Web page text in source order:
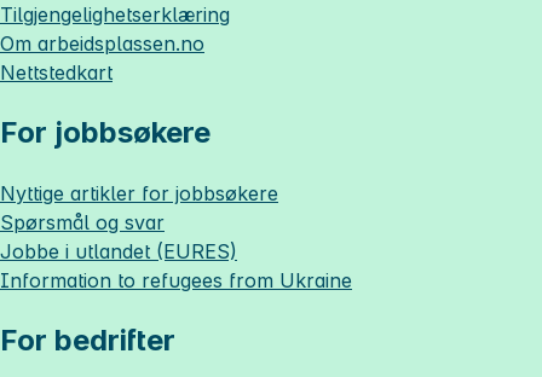
Tilgjengelighetserklæring
Om arbeidsplassen.no
Nettstedkart
For jobbsøkere
Nyttige artikler for jobbsøkere
Spørsmål og svar
Jobbe i utlandet (EURES)
Information to refugees from Ukraine
For bedrifter